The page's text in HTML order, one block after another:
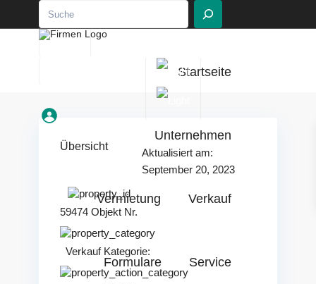
Startseite
Unternehmen
Vermietung Verkauf
Formulare Service
Übersicht
Aktualisiert am:
September 20, 2023
59474 Objekt Nr.
VerkaufKategorie: